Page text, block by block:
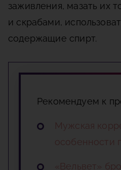
заживления, мазать их
и скрабами,
содержащие спирт.
Рекомендуем к
Мужская
особенности
«Вельвет»